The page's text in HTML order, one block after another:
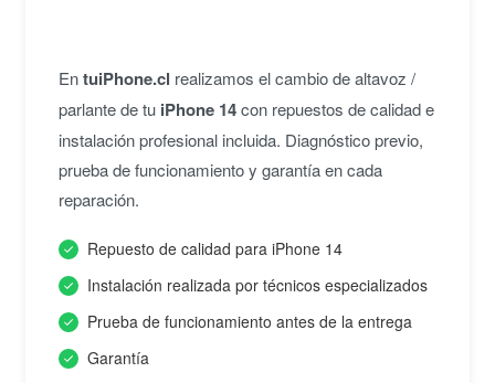
EntuiPhone.cl realizamos el cambio de altavoz /
parlante de tu iPhone 14con repuestos de calidad e
instalación profesional incluida. Diagnóstico previo,
prueba de funcionamiento y garantía en cada
reparación.
Repuesto de calidad para iPhone 14
Instalación realizada por técnicos especializados
Prueba de funcionamiento antes de la entrega
Garantía